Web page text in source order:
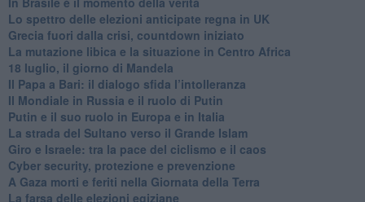
Lo spettro delle elezioni anticipate regna in UK
Grecia fuori dalla crisi, countdown iniziato
La mutazione libica e la situazione in Centro Africa
18 luglio, il giorno di Mandela
Il Papa a Bari: il dialogo sfida l’intolleranza
Il Mondiale in Russia e il ruolo di Putin
Putin e il suo ruolo in Europa e in Italia
La strada del Sultano verso il Grande Islam
Giro e Israele: tra la pace del ciclismo e il caos
Cyber security, protezione e prevenzione
A Gaza morti e feriti nella Giornata della Terra
La farsa delle elezioni egiziane